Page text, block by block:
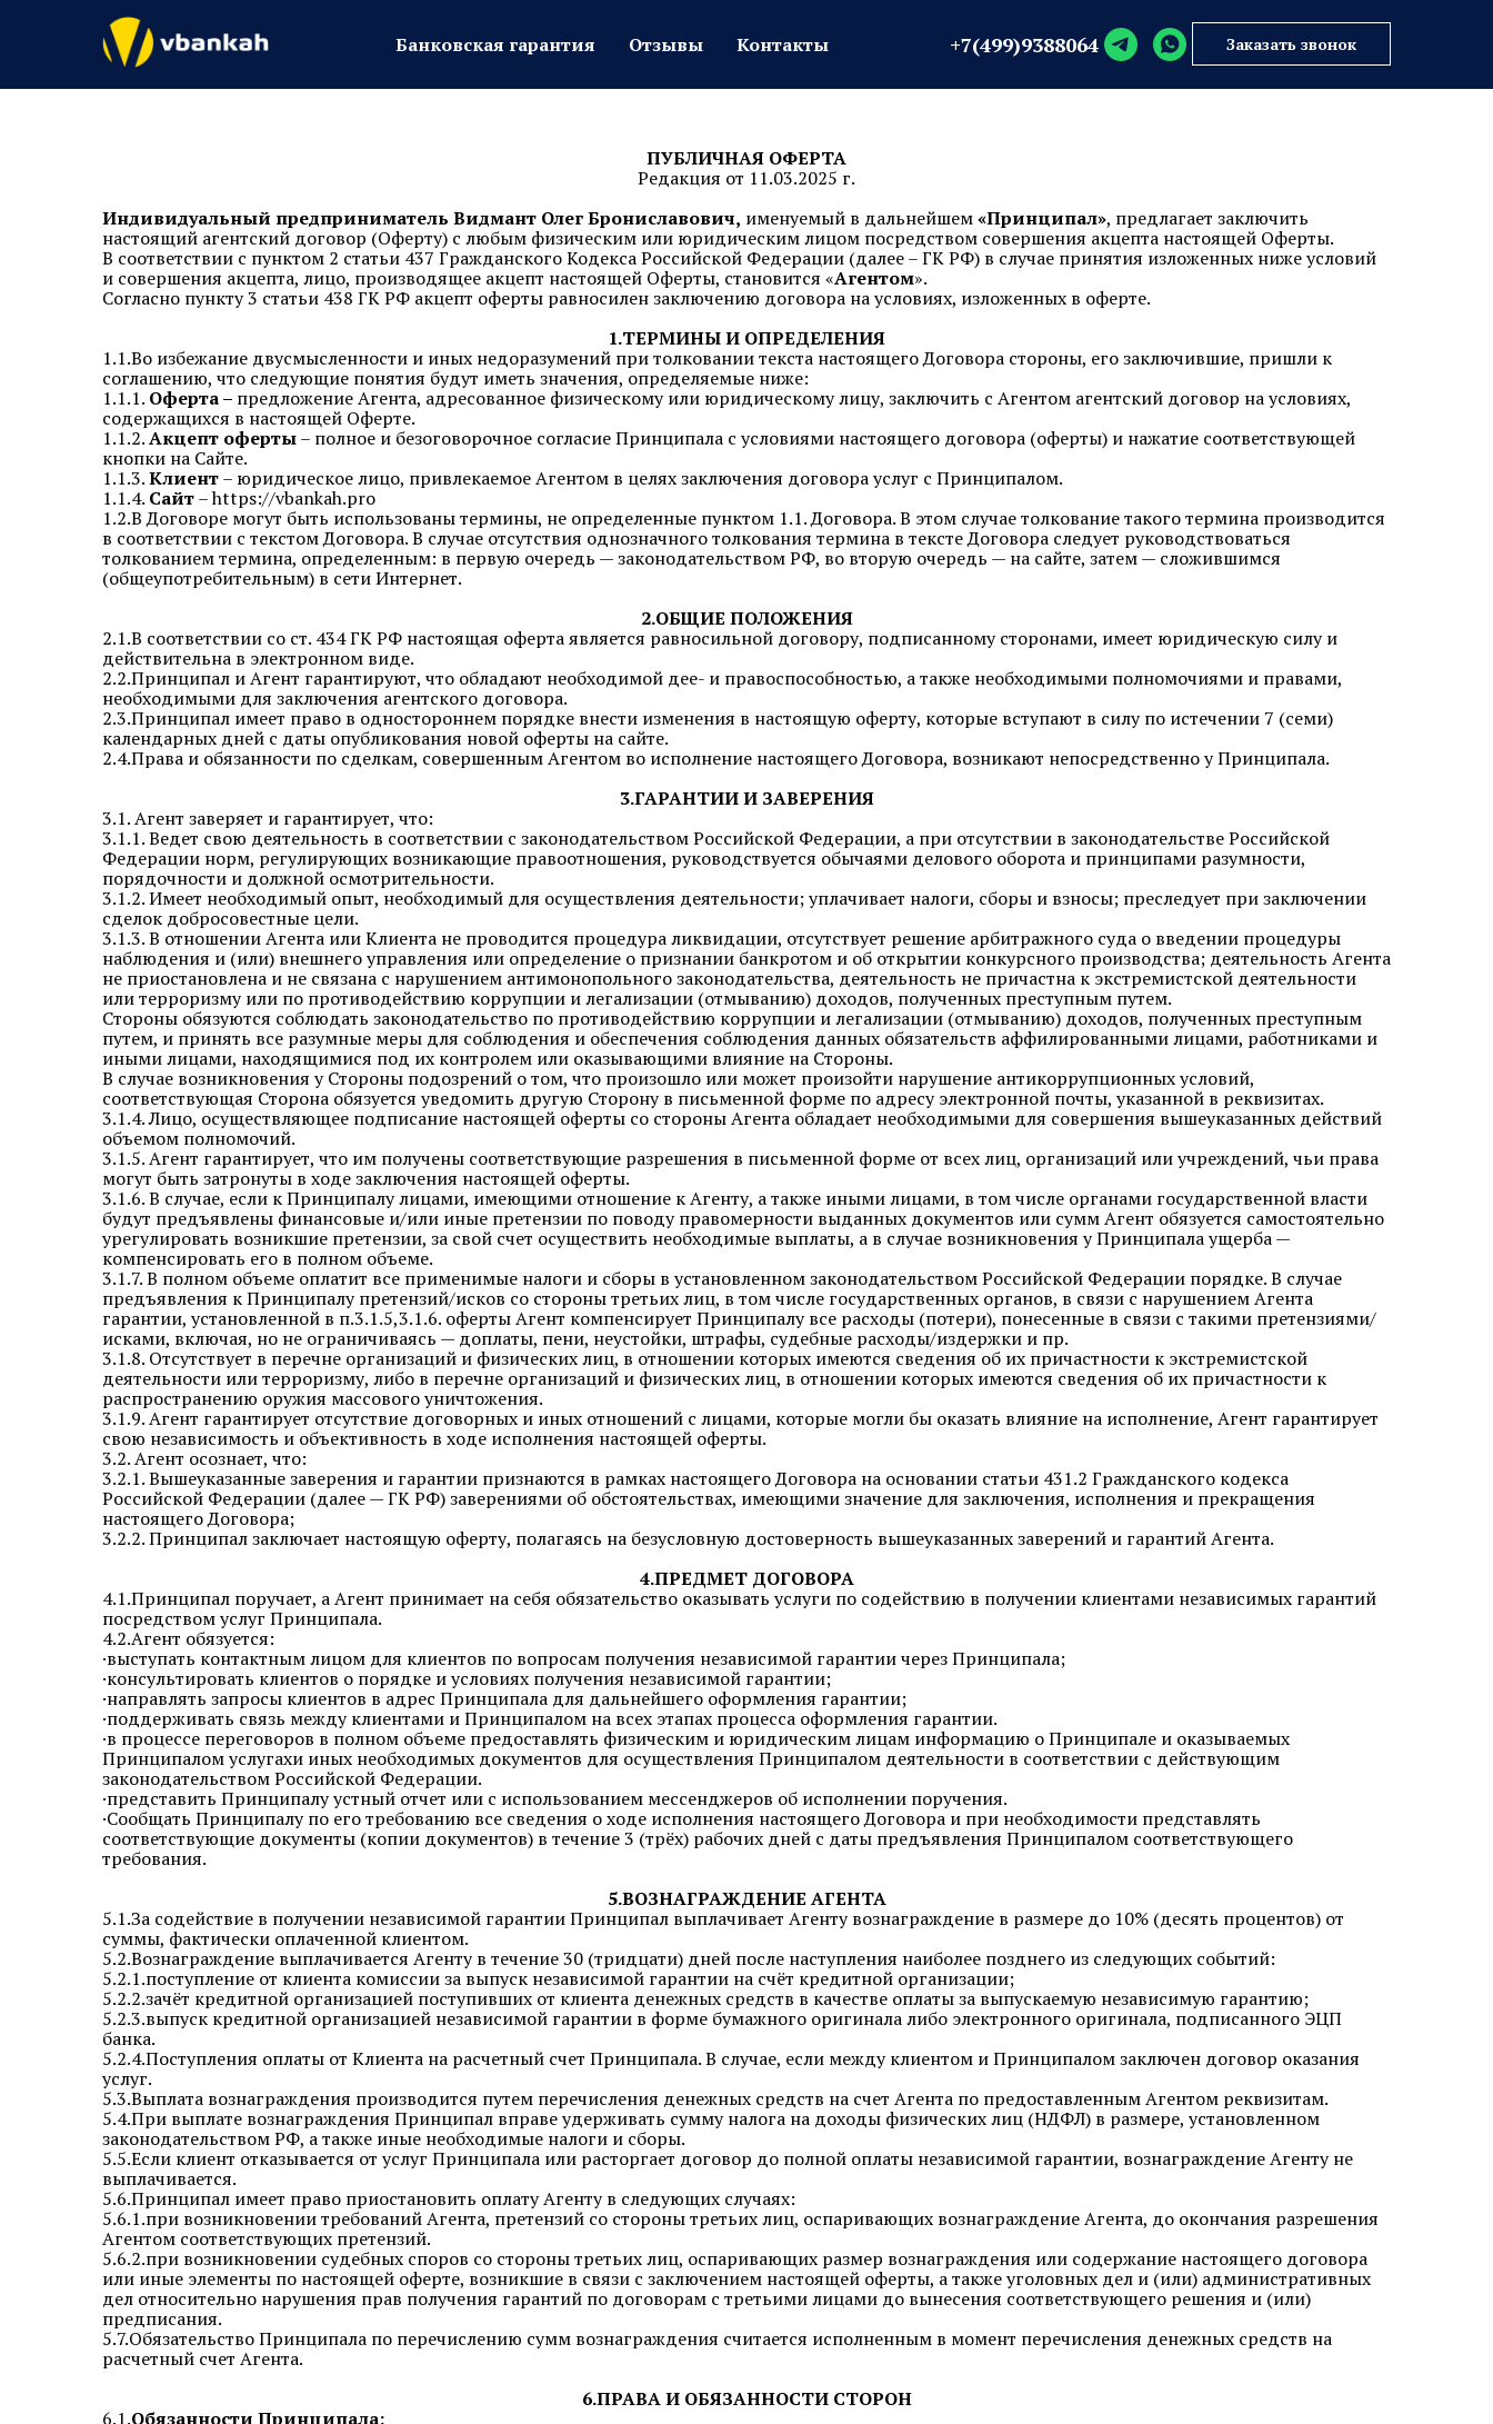
Банковская гарантия Отзывы Контакты +7(499)9388064 Заказать звонок
Банковская гарантия Отзывы Контакты +7(499)9388064 Заказать звонок
ПУБЛИЧНАЯ ОФЕРТА
Редакция от 11.03.2025 г.
Индивидуальный предприниматель Видмант Олег Брониславович, именуемый в дальнейшем«Принципал», предлагает заключить
настоящий агентский договор (Оферту) с любым физическим или юридическим лицом посредством совершения акцепта настоящей Оферты.
В соответствии с пунктом 2 статьи 437 Гражданского Кодекса Российской Федерации (далее – ГК РФ) в случае принятия изложенных ниже условий
и совершения акцепта, лицо, производящее акцепт настоящей Оферты, становится «Агентом».
Согласно пункту 3 статьи 438 ГК РФ акцепт оферты равносилен заключению договора на условиях, изложенных в оферте.
1.ТЕРМИНЫ И ОПРЕДЕЛЕНИЯ
1.1.Во избежание двусмысленности и иных недоразумений при толковании текста настоящего Договора стороны, его заключившие, пришли к
соглашению, что следующие понятия будут иметь значения, определяемые ниже:
1.1.1. Оферта – предложение Агента, адресованное физическому или юридическому лицу, заключить с Агентом агентский договор на условиях,
содержащихся в настоящей Оферте.
1.1.2.Акцепт оферты– полное и безоговорочное согласие Принципала с условиями настоящего договора (оферты) и нажатие соответствующей
кнопки на Сайте.
1.1.3.Клиент– юридическое лицо, привлекаемое Агентом в целях заключения договора услуг с Принципалом.
1.1.4. Сайт–https://vbankah.pro
1.2.В Договоре могут быть использованы термины, не определенные пунктом 1.1. Договора. В этом случае толкование такого термина производится
в соответствии с текстом Договора. В случае отсутствия однозначного толкования термина в тексте Договора следует руководствоваться
толкованием термина, определенным: в первую очередь — законодательством РФ, во вторую очередь — на сайте, затем — сложившимся
(общеупотребительным) в сети Интернет.
2.ОБЩИЕ ПОЛОЖЕНИЯ
2.1.В соответствии со ст. 434 ГК РФ настоящая оферта является равносильной договору, подписанному сторонами, имеет юридическую силу и
действительна в электронном виде.
2.2.Принципал и Агент гарантируют, что обладают необходимой дее- и правоспособностью, а также необходимыми полномочиями и правами,
необходимыми для заключения агентского договора.
2.3.Принципал имеет право в одностороннем порядке внести изменения в настоящую оферту, которые вступают в силу по истечении 7 (семи)
календарных дней с даты опубликования новой оферты на сайте.
2.4.Права и обязанности по сделкам, совершенным Агентом во исполнение настоящего Договора, возникают непосредственно у Принципала.
3.ГАРАНТИИ И ЗАВЕРЕНИЯ
3.1. Агент заверяет и гарантирует, что:
3.1.1. Ведет свою деятельность в соответствии с законодательством Российской Федерации, а при отсутствии в законодательстве Российской
Федерации норм, регулирующих возникающие правоотношения, руководствуется обычаями делового оборота и принципами разумности,
порядочности и должной осмотрительности.
3.1.2. Имеет необходимый опыт, необходимый для осуществления деятельности; уплачивает налоги, сборы и взносы; преследует при заключении
сделок добросовестные цели.
3.1.3. В отношении Агента или Клиента не проводится процедура ликвидации, отсутствует решение арбитражного суда о введении процедуры
наблюдения и (или) внешнего управления или определение о признании банкротом и об открытии конкурсного производства; деятельность Агента
не приостановлена и не связана с нарушением антимонопольного законодательства, деятельность не причастна к экстремистской деятельности
или терроризму или по противодействию коррупции и легализации (отмыванию) доходов, полученных преступным путем.
Стороны обязуются соблюдать законодательство по противодействию коррупции и легализации (отмыванию) доходов, полученных преступным
путем, и принять все разумные меры для соблюдения и обеспечения соблюдения данных обязательств аффилированными лицами, работниками и
иными лицами, находящимися под их контролем или оказывающими влияние на Стороны.
В случае возникновения у Стороны подозрений о том, что произошло или может произойти нарушение антикоррупционных условий,
соответствующая Сторона обязуется уведомить другую Сторону в письменной форме по адресу электронной почты, указанной в реквизитах.
3.1.4. Лицо, осуществляющее подписание настоящей оферты со стороны Агента обладает необходимыми для совершения вышеуказанных действий
объемом полномочий.
3.1.5. Агент гарантирует, что им получены соответствующие разрешения в письменной форме от всех лиц, организаций или учреждений, чьи права
могут быть затронуты в ходе заключения настоящей оферты.
3.1.6. В случае, если к Принципалу лицами, имеющими отношение к Агенту, а также иными лицами, в том числе органами государственной власти
будут предъявлены финансовые и/или иные претензии по поводу правомерности выданных документов или сумм Агент обязуется самостоятельно
урегулировать возникшие претензии, за свой счет осуществить необходимые выплаты, а в случае возникновения у Принципала ущерба —
компенсировать его в полном объеме.
3.1.7. В полном объеме оплатит все применимые налоги и сборы в установленном законодательством Российской Федерации порядке. В случае
предъявления к Принципалу претензий/исков со стороны третьих лиц, в том числе государственных органов, в связи с нарушением Агента
гарантии, установленной в п.3.1.5,3.1.6. оферты Агент компенсирует Принципалу все расходы (потери), понесенные в связи с такими претензиями/
исками, включая, но не ограничиваясь — доплаты, пени, неустойки, штрафы, судебные расходы/издержки и пр.
3.1.8. Отсутствует в перечне организаций и физических лиц, в отношении которых имеются сведения об их причастности к экстремистской
деятельности или терроризму, либо в перечне организаций и физических лиц, в отношении которых имеются сведения об их причастности к
распространению оружия массового уничтожения.
3.1.9. Агент гарантирует отсутствие договорных и иных отношений с лицами, которые могли бы оказать влияние на исполнение, Агент гарантирует
свою независимость и объективность в ходе исполнения настоящей оферты.
3.2. Агент осознает, что:
3.2.1. Вышеуказанные заверения и гарантии признаются в рамках настоящего Договора на основании статьи 431.2 Гражданского кодекса
Российской Федерации (далее — ГК РФ) заверениями об обстоятельствах, имеющими значение для заключения, исполнения и прекращения
настоящего Договора;
3.2.2. Принципал заключает настоящую оферту, полагаясь на безусловную достоверность вышеуказанных заверений и гарантий Агента.
4.ПРЕДМЕТ ДОГОВОРА
4.1.Принципал поручает, а Агент принимает на себя обязательство оказывать услуги по содействию в получении клиентами независимых гарантий
посредством услуг Принципала.
4.2.Агент обязуется:
·выступать контактным лицом для клиентов по вопросам получения независимой гарантии через Принципала;
·консультировать клиентов о порядке и условиях получения независимой гарантии;
·направлять запросы клиентов в адрес Принципала для дальнейшего оформления гарантии;
·поддерживать связь между клиентами и Принципалом на всех этапах процесса оформления гарантии.
·в процессе переговоров в полном объеме предоставлять физическим и юридическим лицам информацию о Принципале и оказываемых
Принципалом услугахи иных необходимых документов для осуществления Принципалом деятельности в соответствии с действующим
законодательством Российской Федерации.
·представить Принципалу устный отчет или с использованием мессенджеров об исполнении поручения.
·Сообщать Принципалу по его требованию все сведения о ходе исполнения настоящего Договора и при необходимости представлять
соответствующие документы (копии документов) в течение 3 (трёх) рабочих дней с даты предъявления Принципалом соответствующего
требования.
5.ВОЗНАГРАЖДЕНИЕ АГЕНТА
5.1.За содействие в получении независимой гарантии Принципал выплачивает Агенту вознаграждение в размере до 10% (десять процентов) от
суммы, фактически оплаченной клиентом.
5.2.Вознаграждение выплачивается Агенту в течение 30 (тридцати) дней после наступления наиболее позднего из следующих событий:
5.2.1.поступление от клиента комиссии за выпуск независимой гарантии на счёт кредитной организации;
5.2.2.зачёт кредитной организацией поступивших от клиента денежных средств в качестве оплаты за выпускаемую независимую гарантию;
5.2.3.выпуск кредитной организацией независимой гарантии в форме бумажного оригинала либо электронного оригинала, подписанного ЭЦП
банка.
5.2.4.Поступления оплаты от Клиента на расчетный счет Принципала. В случае, если между клиентом и Принципалом заключен договор оказания
услуг.
5.3.Выплата вознаграждения производится путем перечисления денежных средств на счет Агента по предоставленным Агентом реквизитам.
5.4.При выплате вознаграждения Принципал вправе удерживать сумму налога на доходы физических лиц (НДФЛ) в размере, установленном
законодательством РФ, а также иные необходимые налоги и сборы.
5.5.Если клиент отказывается от услуг Принципала или расторгает договор до полной оплаты независимой гарантии, вознаграждение Агенту не
выплачивается.
5.6.Принципал имеет право приостановить оплату Агенту в следующих случаях:
5.6.1.при возникновении требований Агента, претензий со стороны третьих лиц, оспаривающих вознаграждение Агента, до окончания разрешения
Агентом соответствующих претензий.
5.6.2.при возникновении судебных споров со стороны третьих лиц, оспаривающих размер вознаграждения или содержание настоящего договора
или иные элементы по настоящей оферте, возникшие в связи с заключением настоящей оферты, а также уголовных дел и (или) административных
дел относительно нарушения прав получения гарантий по договорам с третьими лицами до вынесения соответствующего решения и (или)
предписания.
5.7.Обязательство Принципала по перечислению сумм вознаграждения считается исполненным в момент перечисления денежных средств на
расчетный счет Агента.
6.ПРАВА И ОБЯЗАННОСТИ СТОРОН
6.1.Обязанности Принципала: